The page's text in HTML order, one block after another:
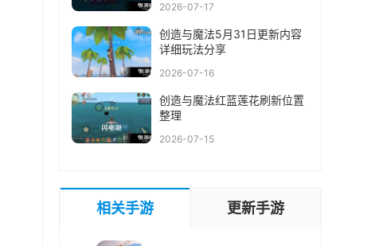
2026-07-17
创造与魔法5月31日更新内容
详细玩法分享
2026-07-16
创造与魔法红蓝莲花刷新位置
整理
2026-07-15
相关手游 更新手游